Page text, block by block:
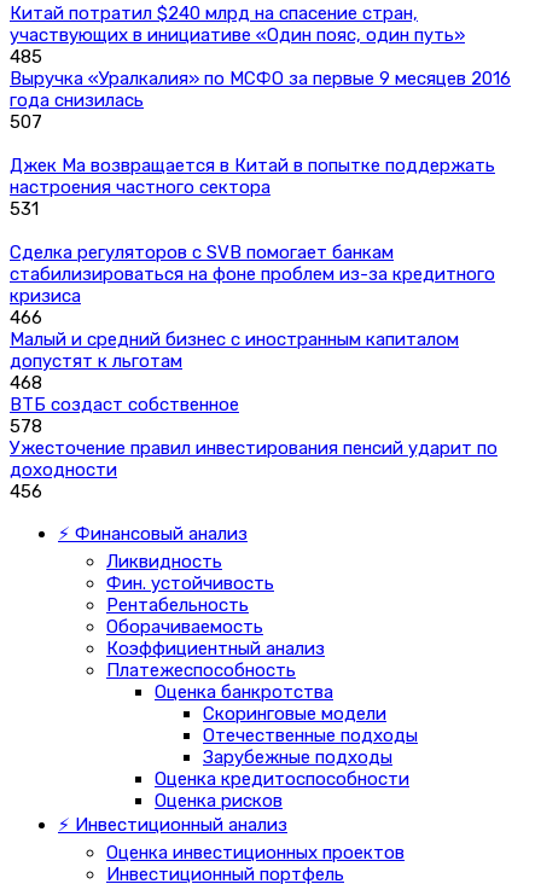
Китай потратил $240 млрд на спасение стран,
участвующих в инициативе «Один пояс, один путь»
485
Выручка «Уралкалия» по МСФО за первые 9 месяцев 2016
года снизилась
507
Джек Ма возвращается в Китай в попытке поддержать
настроения частного сектора
531
Сделка регуляторов с SVB помогает банкам
стабилизироваться на фоне проблем из-за кредитного
кризиса
466
Малый и средний бизнес с иностранным капиталом
допустят к льготам
468
ВТБ создаст собственное
578
Ужесточение правил инвестирования пенсий ударит по
доходности
456
⚡ Финансовый анализ
Ликвидность
Фин. устойчивость
Рентабельность
Оборачиваемость
Коэффициентный анализ
Платежеспособность
Оценка банкротства
Скоринговые модели
Отечественные подходы
Зарубежные подходы
Оценка кредитоспособности
Оценка рисков
⚡ Инвестиционный анализ
Оценка инвестиционных проектов
Инвестиционный портфель